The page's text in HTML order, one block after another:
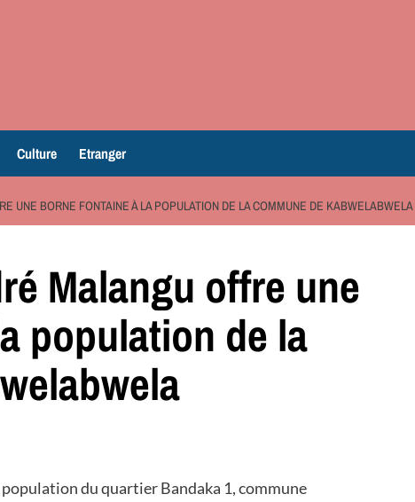
Culture Etranger
UNE BORNE FONTAINE À LA POPULATION DE LA COMMUNE DE KABWELABWELA
Malangu offre une
population de la
du quartier Bandaka 1, commune